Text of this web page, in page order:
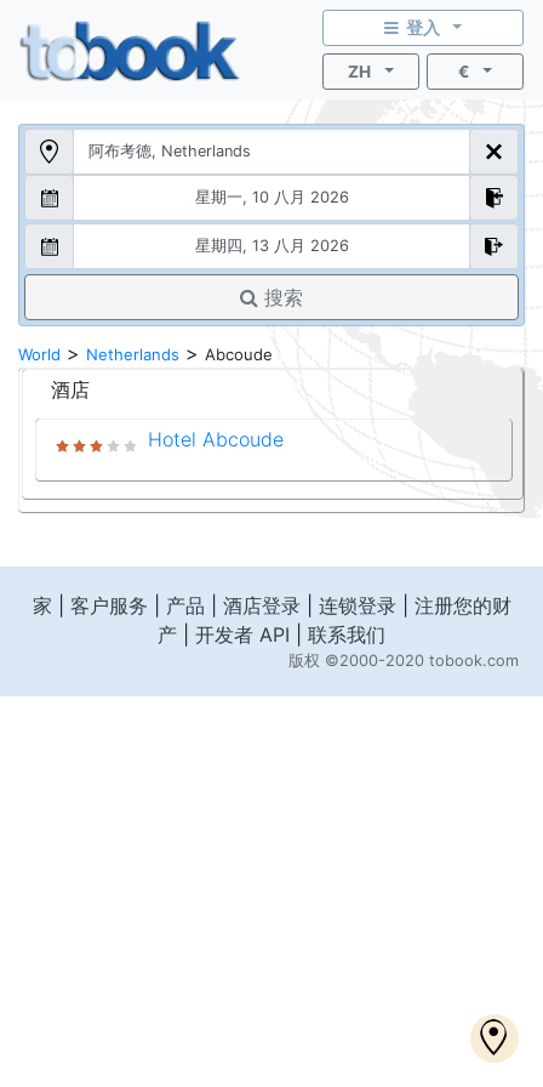
登入
ZH €
搜索
World > Netherlands > Abcoude
酒店
Hotel Abcoude
家 客户服务 产品 酒店登录| 连锁登录| 注册您的财
产
开发者 API 联系我们
版权 ©2000-2020 tobook.com